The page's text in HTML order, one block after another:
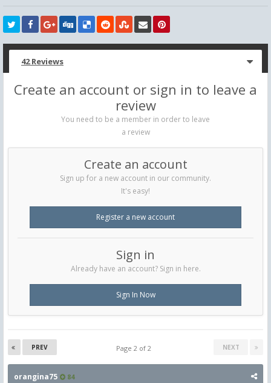
42 Reviews
Create an account or sign in to leave a
review
You need to be a member in order to leave
a review
Create an account
Sign up for a new account in our community.
It's easy!
Register a new account
Sign in
Already have an account? Sign in here.
Sign In Now
PREV NEXT
Page 2 of 2
orangina75 84